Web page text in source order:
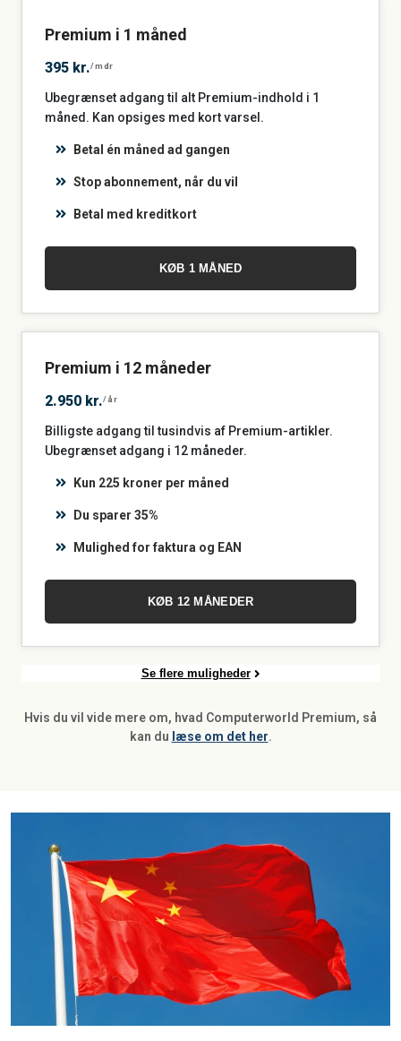
Premium i 1 måned
395 kr./mdr
Ubegrænset adgang til alt Premium-indhold i 1
måned. Kan opsiges med kort varsel.
Betal én måned ad gangen
Stop abonnement, når du vil
Betal med kreditkort
KØB 1 MÅNED
Premium i 12 måneder
2.950 kr./år
Billigste adgang til tusindvis af Premium-artikler.
Ubegrænset adgang i 12 måneder.
Kun 225 kroner per måned
Du sparer 35%
Mulighed for faktura og EAN
KØB 12 MÅNEDER
Se flere muligheder
Hvis du vil vide mere om, hvad Computerworld Premium, så
kan du læse om det her.